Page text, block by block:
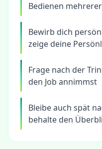
Bedienen
Bewirb dich
zeige deine
Frage nach der
den Job annimmst
Bleibe auch spät
behalte den